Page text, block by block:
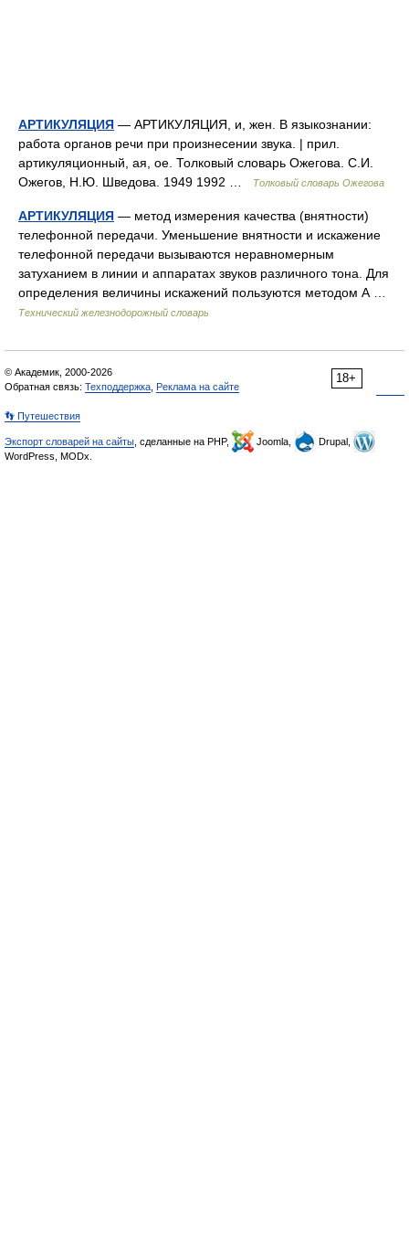
АРТИКУЛЯЦИЯ — АРТИКУЛЯЦИЯ, и, жен. В языкознании:
работа органов речи при произнесении звука. | прил.
артикуляционный, ая, ое. Толковый словарь Ожегова. С.И.
Ожегов, Н.Ю. Шведова. 1949 1992 …
Толковый словарь Ожегова
АРТИКУЛЯЦИЯ — метод измерения качества (внятности)
телефонной передачи. Уменьшение внятности и искажение
телефонной передачи вызываются неравномерным
затуханием в линии и аппаратах звуков различного тона. Для
определения величины искажений пользуются методом А …
Технический железнодорожный словарь
18+
© Академик, 2000-2026
Обратная связь: Техподдержка Реклама на сайте
👣 Путешествия
Экспорт словарей на сайты , сделанные на PHP, Joomla,
Drupal,
WordPress, MODx.